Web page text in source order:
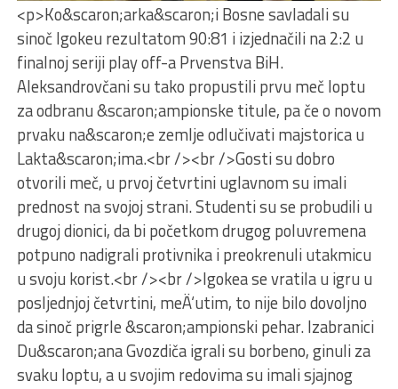
<p>Ko&scaron;arka&scaron;i Bosne savladali su
sinoč Igokeu rezultatom 90:81 i izjednačili na 2:2 u
finalnoj seriji play off-a Prvenstva BiH.
Aleksandrovčani su tako propustili prvu meč loptu
za odbranu &scaron;ampionske titule, pa če o novom
prvaku na&scaron;e zemlje odlučivati majstorica u
Lakta&scaron;ima.<br /><br />Gosti su dobro
otvorili meč, u prvoj četvrtini uglavnom su imali
prednost na svojoj strani. Studenti su se probudili u
drugoj dionici, da bi početkom drugog poluvremena
potpuno nadigrali protivnika i preokrenuli utakmicu
u svoju korist.<br /><br />Igokea se vratila u igru u
posljednjoj četvrtini, meÄ‘utim, to nije bilo dovoljno
da sinoč prigrle &scaron;ampionski pehar. Izabranici
Du&scaron;ana Gvozdiča igrali su borbeno, ginuli za
svaku loptu, a u svojim redovima su imali sjajnog